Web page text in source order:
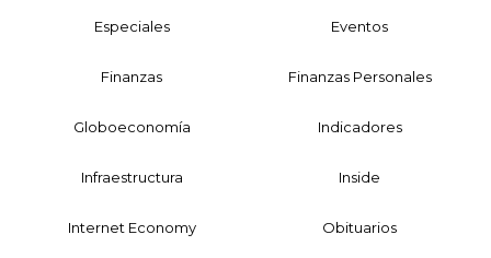
Especiales Eventos
Finanzas Finanzas Personales
Globoeconomía Indicadores
Infraestructura Inside
Internet Economy Obituarios